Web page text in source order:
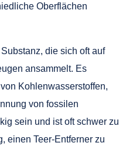
Oberflächen
die sich oft auf
ansammelt. Es
Kohlenwasserstoffen,
von fossilen
sein und ist oft schwer zu
einen Teer-Entferner zu